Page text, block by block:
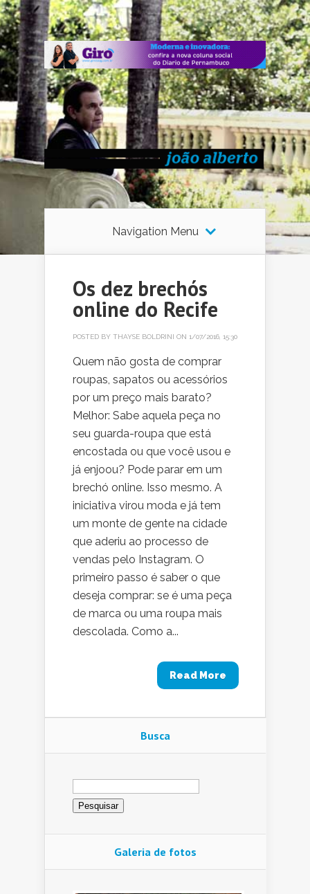
Navigation Menu
Os dez brechós
online do Recife
POSTED BY THAYSE BOLDRINI ON 1/07/2016, 15:30
Quem não gosta de comprar
roupas, sapatos ou acessórios
por um preço mais barato?
Melhor: Sabe aquela peça no
seu guarda-roupa que está
encostada ou que você usou e
já enjoou? Pode parar em um
brechó online. Isso mesmo. A
iniciativa virou moda e já tem
um monte de gente na cidade
que aderiu ao processo de
vendas pelo Instagram. O
primeiro passo é saber o que
deseja comprar: se é uma peça
de marca ou uma roupa mais
descolada. Como a...
Read More
Busca
Pesquisar
por:
Galeria de fotos